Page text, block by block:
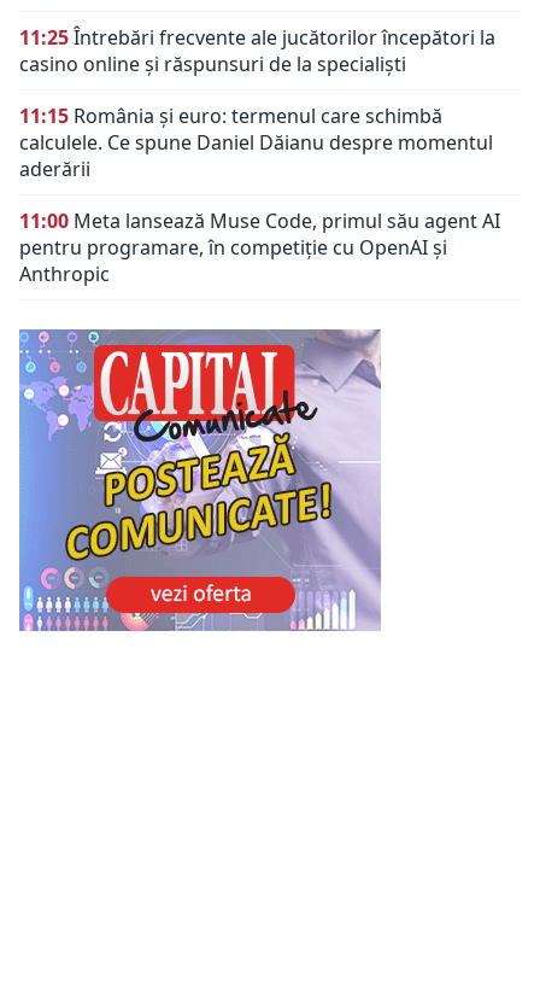
11:25Întrebări frecvente ale jucătorilor începători la
casino online și răspunsuri de la specialiști
11:15 România și euro: termenul care schimbă
calculele. Ce spune Daniel Dăianu despre momentul
aderării
11:00 Meta lansează Muse Code, primul său agent AI
pentru programare, în competiție cu OpenAI și
Anthropic